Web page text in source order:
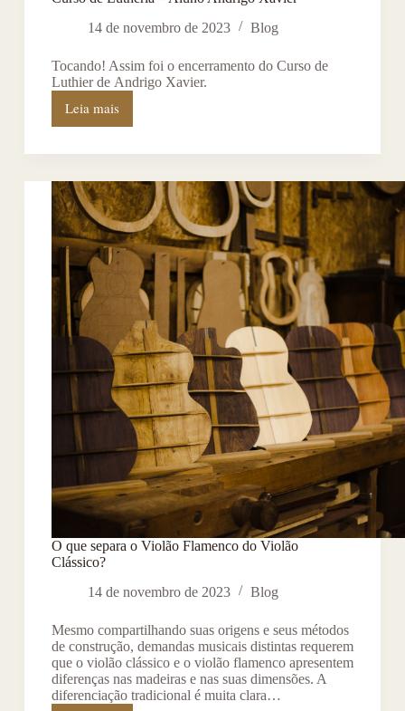
14 de novembro de 2023
Blog
Tocando! Assim foi o encerramento do Curso de
Luthier de Andrigo Xavier.
Leia mais
O que separa o Violão Flamenco do Violão
Clássico?
14 de novembro de 2023
Blog
Mesmo compartilhando suas origens e seus métodos
de construção, demandas musicais distintas requerem
que o violão clássico e o violão flamenco apresentem
diferenças nas madeiras e nas suas dimensões. A
diferenciação tradicional é muita clara…